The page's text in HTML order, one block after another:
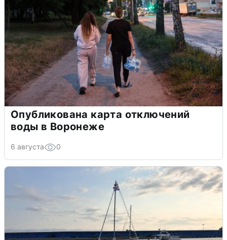
Опубликована карта отключений
воды в Воронеже
6 августа 0